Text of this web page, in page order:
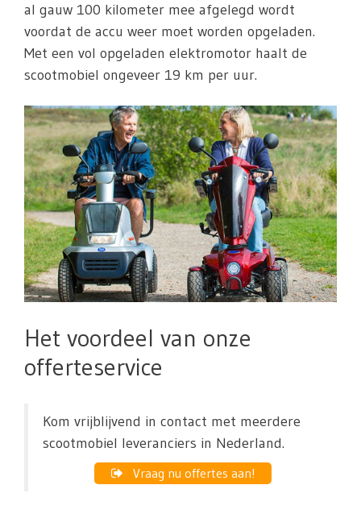
al gauw 100 kilometer mee afgelegd wordt
voordat de accu weer moet worden opgeladen.
Met een vol opgeladen elektromotor haalt de
scootmobiel ongeveer 19 km per uur.
Het voordeel van onze
offerteservice
Kom vrijblijvend in contact met meerdere
scootmobiel leveranciers in Nederland.
Vraag nu offertes aan!